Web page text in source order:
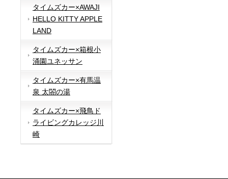
タイムズカー×AWAJI
HELLO KITTY APPLE
LAND
タイムズカー×箱根小
涌園ユネッサン
タイムズカー×有馬温
泉 太閤の湯
タイムズカー×飛鳥ド
ライビングカレッジ川
崎